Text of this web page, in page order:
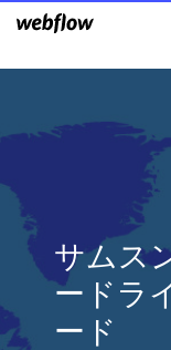
サムス
ードラ
ード